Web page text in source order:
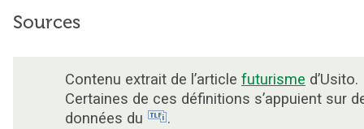
Sources
Contenu extrait de l’article futurisme d’Usito.
Certaines de ces définitions s’appuient sur
données du
.